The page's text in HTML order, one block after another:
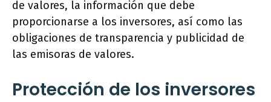
de valores, la información que debe
proporcionarse a los inversores, así como las
obligaciones de transparencia y publicidad de
las emisoras de valores.
Protección de los inversores